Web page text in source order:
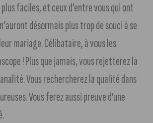
faciles, et ceux d’entre vous qui ont
désormais plus trop de souci à se
mariage. Célibataire, à vous les
! Plus que jamais, vous rejetterez la
Vous rechercherez la qualité dans
Vous ferez aussi preuve d’une